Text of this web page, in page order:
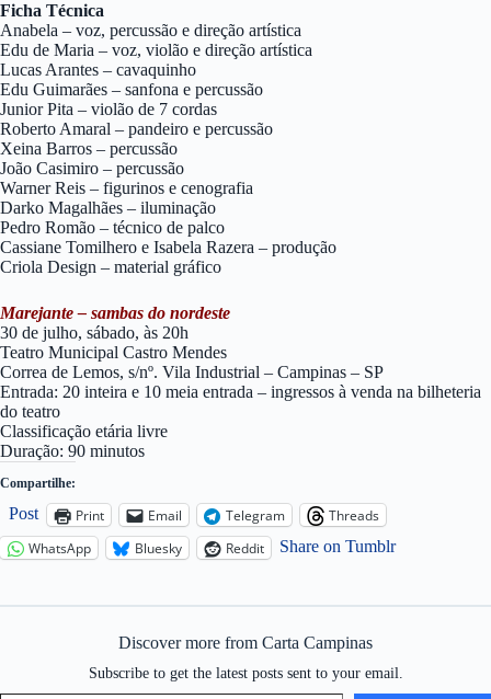
Ficha Técnica
Anabela – voz, percussão e direção artística
Edu de Maria – voz, violão e direção artística
Lucas Arantes – cavaquinho
Edu Guimarães – sanfona e percussão
Junior Pita – violão de 7 cordas
Roberto Amaral – pandeiro e percussão
Xeina Barros – percussão
João Casimiro – percussão
Warner Reis – figurinos e cenografia
Darko Magalhães – iluminação
Pedro Romão – técnico de palco
Cassiane Tomilhero e Isabela Razera – produção
Criola Design – material gráfico
Marejante – sambas do nordeste
30 de julho, sábado, às 20h
Teatro Municipal Castro Mendes
Correa de Lemos, s/nº. Vila Industrial – Campinas – SP
Entrada: 20 inteira e 10 meia entrada – ingressos à venda na bilheteria
do teatro
Classificação etária livre
Duração: 90 minutos
Compartilhe:
Post Print Email Telegram
Threads
WhatsApp
Bluesky Reddit Share on Tumblr
Discover more from Carta Campinas
Subscribe to get the latest posts sent to your email.
Type your email…